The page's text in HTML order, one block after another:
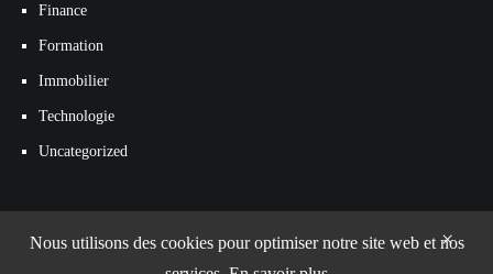
Finance
Formation
Immobilier
Technologie
Uncategorized
×
Nous utilisons des cookies pour optimiser notre site web et nos